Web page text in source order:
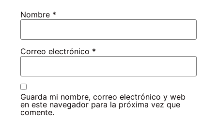
Nombre *
Correo electrónico *
Guarda mi nombre, correo electrónico y web
en este navegador para la próxima vez que
comente.